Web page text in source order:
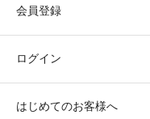
会員登録
ログイン
はじめてのお客様へ